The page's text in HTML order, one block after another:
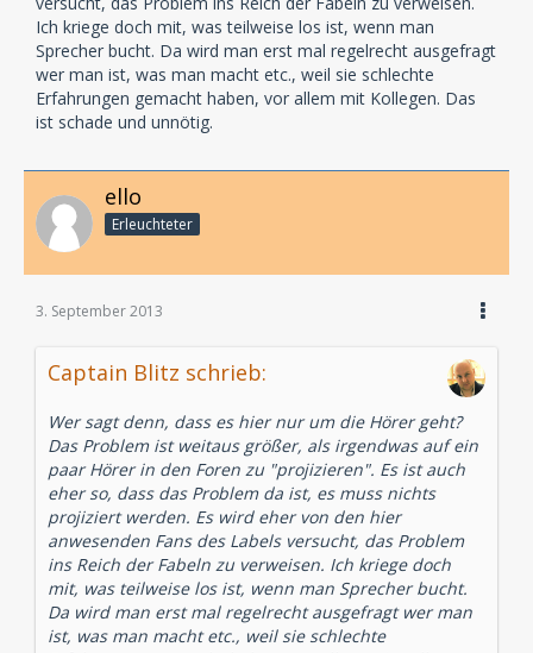
Ich kriege doch mit, was teilweise los ist, wenn man
Sprecher bucht. Da wird man erst mal regelrecht ausgefragt
wer man ist, was man macht etc., weil sie schlechte
Erfahrungen gemacht haben, vor allem mit Kollegen. Das
ist schade und unnötig.
ello
Erleuchteter
3. September 2013
Captain Blitz schrieb:
Wer sagt denn, dass es hier nur um die Hörer geht?
Das Problem ist weitaus größer, als irgendwas auf ein
paar Hörer in den Foren zu "projizieren". Es ist auch
eher so, dass das Problem da ist, es muss nichts
projiziert werden. Es wird eher von den hier
anwesenden Fans des Labels versucht, das Problem
ins Reich der Fabeln zu verweisen. Ich kriege doch
mit, was teilweise los ist, wenn man Sprecher bucht.
Da wird man erst mal regelrecht ausgefragt wer man
ist, was man macht etc., weil sie schlechte